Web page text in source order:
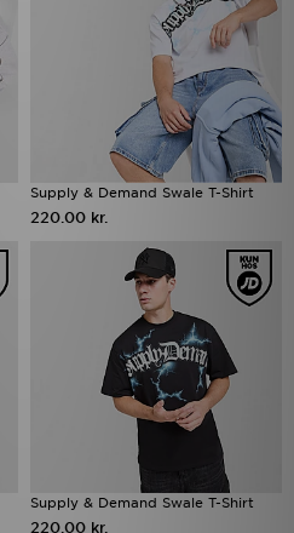
Supply & Demand Swale T-Shirt
220.00 kr.
Supply & Demand Swale T-Shirt
220.00 kr.